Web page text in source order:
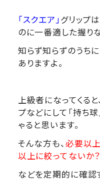
「スクエア」 グリップ
のに一番適した握り
知らず知らずのうちに
ありますよ。
上級者になってくると
プなどにして「持ち
ゃると思います。
そんな方も、必要以
以上に絞ってないか？
などを定期的に確認